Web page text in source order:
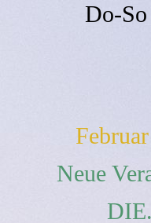
Do-
Neue